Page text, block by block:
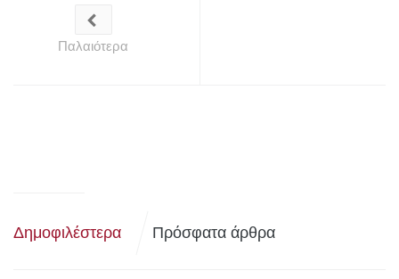
Παλαιότερα
Δημοφιλέστερα Πρόσφατα άρθρα